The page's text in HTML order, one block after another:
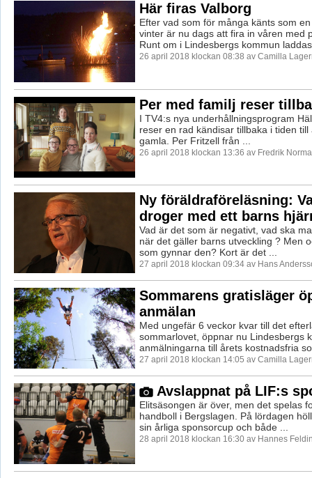
Här firas Valborg
Efter vad som för många känts som
vinter är nu dags att fira in våren med
Runt om i Lindesbergs kommun
26 april 2018 klockan 08:38 av Camilla
Per med familj reser
I TV4:s nya underhållningsprogram
reser en rad kändisar tillbaka i tiden
gamla. Per Fritzell från ...
26 april 2018 klockan 13:36 av Fredrik
Ny föräldraföreläsning:
droger med ett barns
Vad är det som är negativt, vad ska
när det gäller barns utveckling ? Men
som gynnar den? Kort är det ...
27 april 2018 klockan 09:34 av Hans
Sommarens gratisläger
anmälan
Med ungefär 6 veckor kvar till det
sommarlovet, öppnar nu Lindesbergs
anmälningarna till årets kostnadsfria
27 april 2018 klockan 14:05 av Camilla
Avslappnat på LIF:s
Elitsäsongen är över, men det spelas
handboll i Bergslagen. På lördagen
sin årliga sponsorcup och både ...
28 april 2018 klockan 16:30 av Hannes